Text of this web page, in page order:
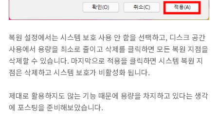
복원 설정에서는 시스템 보호 사용 안 함을 선택하고, 디스크 공간
사용에서 용량을 최소로 줄이고 삭제를 클릭하면 모든 복원 지점을
삭제할 수 있습니다. 마지막으로 적용을 클릭하면 시스템 복원 지
점은 삭제하고 시스템 보호가 비활성화 됩니다.
제대로 활용하지도 않는 기능 때문에 용량을 차지하고 있다는 생각
에 포스팅을 준비해보았습니다.